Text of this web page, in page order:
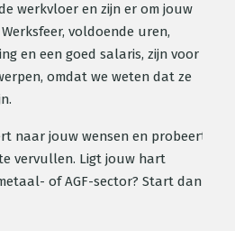
werkvloer en zijn er om jouw
voldoende uren,
en een goed salaris, zijn voor
omdat we weten dat ze
naar jouw wensen en probeert
vervullen. Ligt jouw hart
of AGF-sector? Start dan